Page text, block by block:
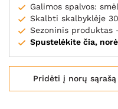
Galimos spalvos:
Skalbti skalbyklėje
Sezoninis
Spustelėkite čia,
Pridėti į norų sąrašą